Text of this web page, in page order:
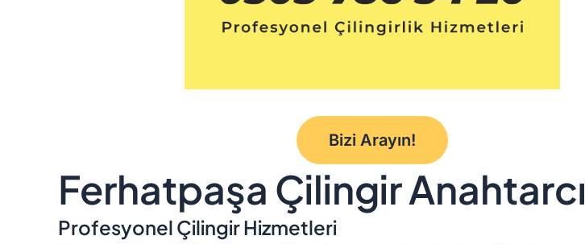
Bizi Arayın!
Ferhatpaşa Çilingir Anahtarcı
Profesyonel Çilingir Hizmetleri